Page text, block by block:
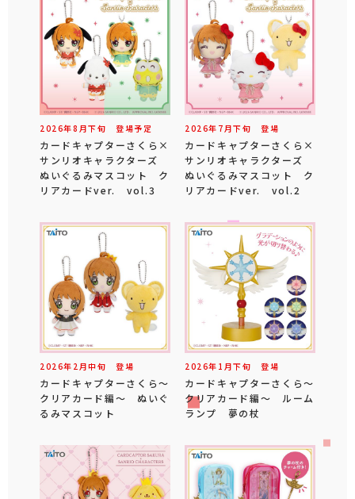
2026年8 月下旬 登場予定
カードキャプターさくら×
サンリオキャラクターズ
ぬいぐるみマスコット ク
リアカードver. vol.3
2026年 7 月下旬 登場
カードキャプターさくら×
サンリオキャラクターズ
ぬいぐるみマスコット ク
リアカードver. vol.2
2026年 2 月中旬 登場
カードキャプターさくら～
クリアカード編～ ぬいぐ
るみマスコット
2026年 1 月下旬 登場
カードキャプターさくら～
クリアカード編～ ルーム
ランプ 夢の杖